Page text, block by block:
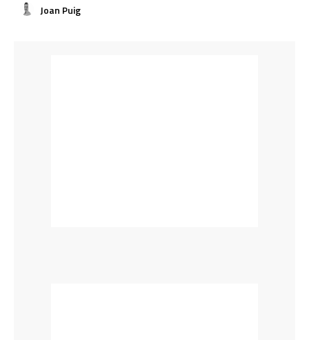
Joan Puig